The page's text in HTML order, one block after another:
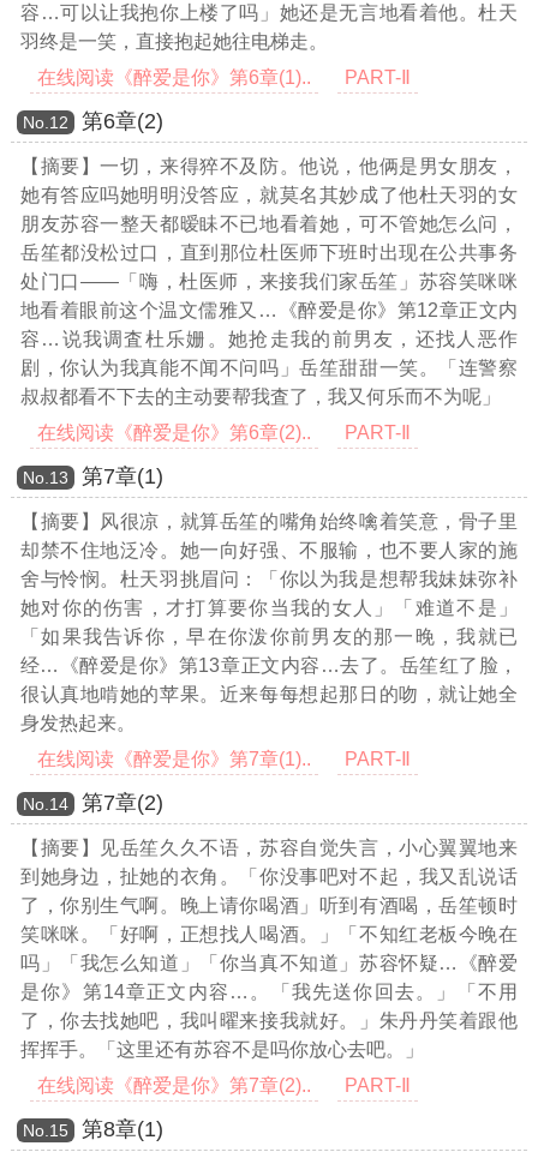
容…可以让我抱你上楼了吗」她还是无言地看着他。杜天
羽终是一笑，直接抱起她往电梯走。
在线阅读《醉爱是你》第6章(1)..
PART-Ⅱ
Νο.12 第6章(2)
【摘要】一切，来得猝不及防。他说，他俩是男女朋友，
她有答应吗她明明没答应，就莫名其妙成了他杜天羽的女
朋友苏容一整天都暧眛不已地看着她，可不管她怎么问，
岳笙都没松过口，直到那位杜医师下班时出现在公共事务
处门口——「嗨，杜医师，来接我们家岳笙」苏容笑咪咪
地看着眼前这个温文儒雅又 …《醉爱是你》第12章正文内
容… 说我调査杜乐姗。她抢走我的前男友，还找人恶作
剧，你认为我真能不闻不问吗」岳笙甜甜一笑。「连警察
叔叔都看不下去的主动要帮我査了，我又何乐而不为呢」
在线阅读《醉爱是你》第6章(2)..
PART-Ⅱ
Νο.13 第7章(1)
【摘要】风很凉，就算岳笙的嘴角始终噙着笑意，骨子里
却禁不住地泛冷。她一向好强、不服输，也不要人家的施
舍与怜悯。杜天羽挑眉问：「你以为我是想帮我妹妹弥补
她对你的伤害，才打算要你当我的女人」「难道不是」
「如果我告诉你，早在你泼你前男友的那一晚，我就已
经…《醉爱是你》第13章正文内容…去了。岳笙红了脸，
很认真地啃她的苹果。近来每每想起那日的吻，就让她全
身发热起来。
在线阅读《醉爱是你》第7章(1)..
PART-Ⅱ
Νο.14 第7章(2)
【摘要】见岳笙久久不语，苏容自觉失言，小心翼翼地来
到她身边，扯她的衣角。「你没事吧对不起，我又乱说话
了，你别生气啊。晚上请你喝酒」听到有酒喝，岳笙顿时
笑咪咪。「好啊，正想找人喝酒。」「不知红老板今晚在
吗」「我怎么知道」「你当真不知道」苏容怀疑…《醉爱
是你》第14章正文内容… 。「我先送你回去。」「不用
了，你去找她吧，我叫曜来接我就好。」朱丹丹笑着跟他
挥挥手。「这里还有苏容不是吗你放心去吧。」
在线阅读《醉爱是你》第7章(2)..
PART-Ⅱ
Νο.15 第8章(1)